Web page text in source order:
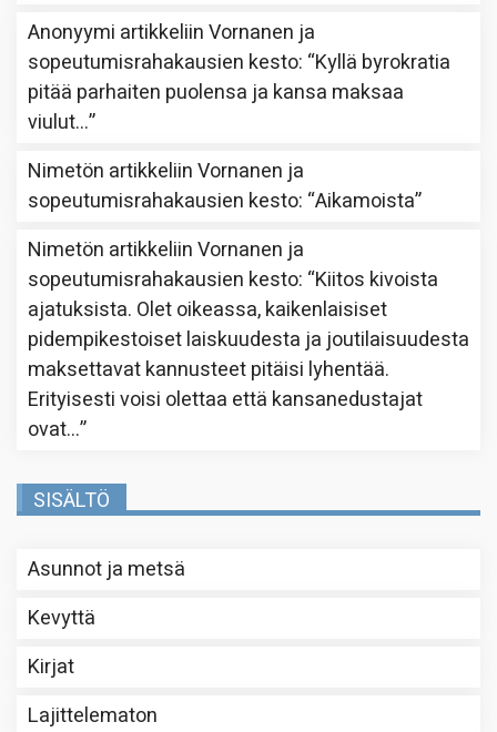
Anonyymi artikkeliinVornanen ja
sopeutumisrahakausien kesto: “Kyllä byrokratia
pitää parhaiten puolensa ja kansa maksaa
viulut…”
Nimetön artikkeliinVornanen ja
sopeutumisrahakausien kesto: “Aikamoista”
Nimetön artikkeliinVornanen ja
sopeutumisrahakausien kesto: “Kiitos kivoista
ajatuksista. Olet oikeassa, kaikenlaisiset
pidempikestoiset laiskuudesta ja joutilaisuudesta
maksettavat kannusteet pitäisi lyhentää.
Erityisesti voisi olettaa että kansanedustajat
ovat…”
SISÄLTÖ
Asunnot ja metsä
Kevyttä
Kirjat
Lajittelematon